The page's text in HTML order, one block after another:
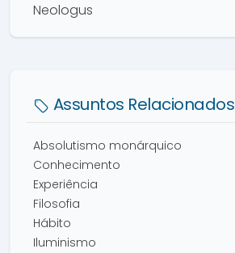
Neologus
Assuntos Relacionados
Absolutismo monárquico
Conhecimento
Experiência
Filosofia
Hábito
Iluminismo